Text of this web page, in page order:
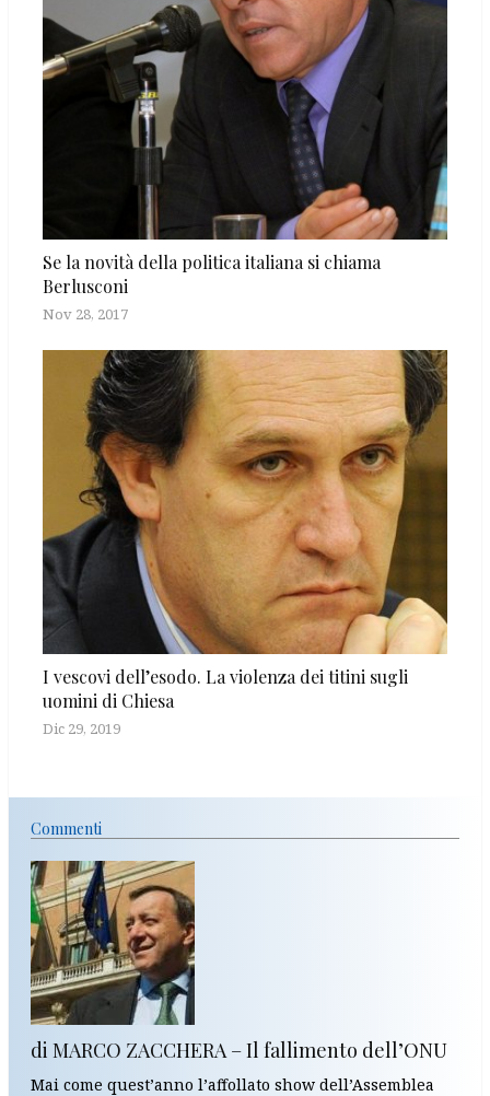
Se la novità della politica italiana si chiama
Berlusconi
Nov 28, 2017
I vescovi dell’esodo. La violenza dei titini sugli
uomini di Chiesa
Dic 29, 2019
Commenti
di MARCO ZACCHERA – Il fallimento dell’ONU
Mai come quest’anno l’affollato show dell’Assemblea